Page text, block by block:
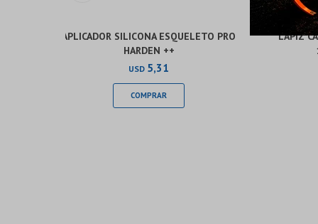
APLICADOR SILICONA ESQUELETO PRO
HARDEN ++
USD 5,31
LAPIZ